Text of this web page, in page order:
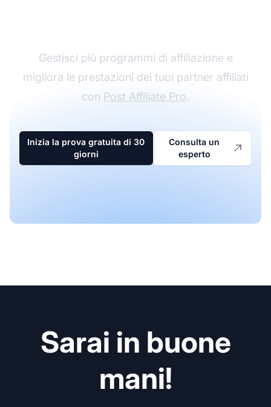
Gestisci più programmi di affiliazione e
migliora le prestazioni dei tuoi partner affiliati
con Post Affiliate Pro.
Inizia la prova gratuita di 30
giorni
Consulta un
esperto
Sarai in buone
mani!